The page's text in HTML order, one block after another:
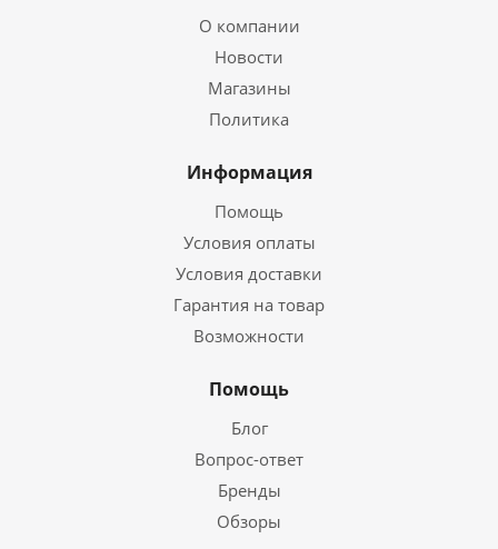
О компании
Новости
Магазины
Политика
Информация
Помощь
Условия оплаты
Условия доставки
Гарантия на товар
Возможности
Помощь
Блог
Вопрос-ответ
Бренды
Обзоры